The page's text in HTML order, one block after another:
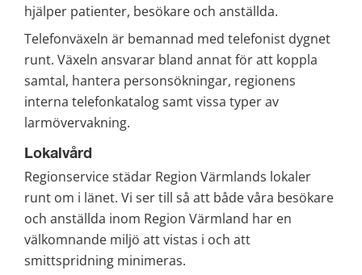
hjälper patienter, besökare och anställda.
Telefonväxeln är bemannad med telefonist dygnet
runt. Växeln ansvarar bland annat för att koppla
samtal, hantera personsökningar, regionens
interna telefonkatalog samt vissa typer av
larmövervakning.
Lokalvård
Regionservice städar Region Värmlands lokaler
runt om i länet. Vi ser till så att både våra besökare
och anställda inom Region Värmland har en
välkomnande miljö att vistas i och att
smittspridning minimeras.